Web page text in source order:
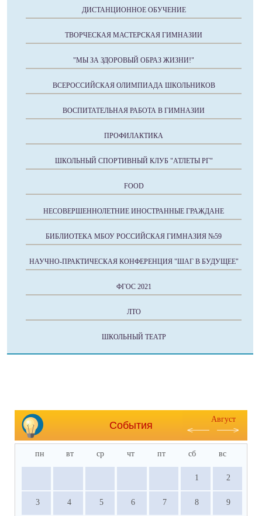
ДИСТАНЦИОННОЕ ОБУЧЕНИЕ
ТВОРЧЕСКАЯ МАСТЕРСКАЯ ГИМНАЗИИ
"МЫ ЗА ЗДОРОВЫЙ ОБРАЗ ЖИЗНИ!"
ВСЕРОССИЙСКАЯ ОЛИМПИАДА ШКОЛЬНИКОВ
ВОСПИТАТЕЛЬНАЯ РАБОТА В ГИМНАЗИИ
ПРОФИЛАКТИКА
ШКОЛЬНЫЙ СПОРТИВНЫЙ КЛУБ "АТЛЕТЫ РГ"
FOOD
НЕСОВЕРШЕННОЛЕТНИЕ ИНОСТРАННЫЕ ГРАЖДАНЕ
БИБЛИОТЕКА МБОУ РОССИЙСКАЯ ГИМНАЗИЯ №59
НАУЧНО-ПРАКТИЧЕСКАЯ КОНФЕРЕНЦИЯ "ШАГ В БУДУЩЕЕ"
ФГОС 2021
ЛТО
ШКОЛЬНЫЙ ТЕАТР
События
Август
пн вт ср чт пт сб вс
1 2
3 4 5 6 7 8 9